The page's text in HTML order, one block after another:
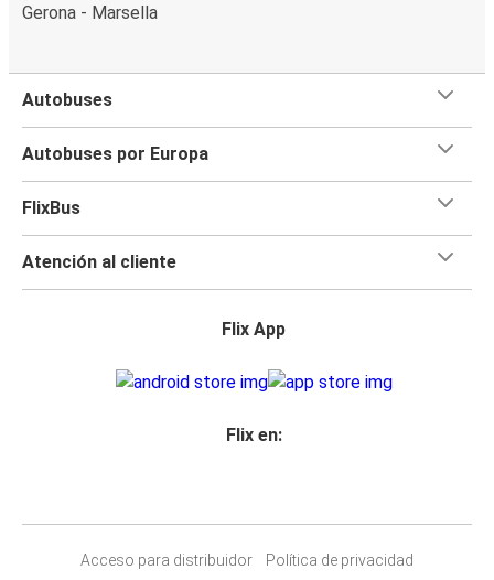
Gerona - Marsella
Autobuses
Autobuses por Europa
FlixBus
Atención al cliente
Flix App
Flix en:
Acceso para distribuidor
Política de privacidad